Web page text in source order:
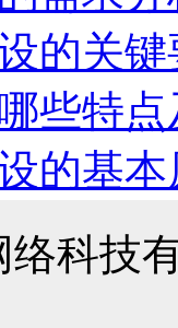
的关
些特
的基本
络科